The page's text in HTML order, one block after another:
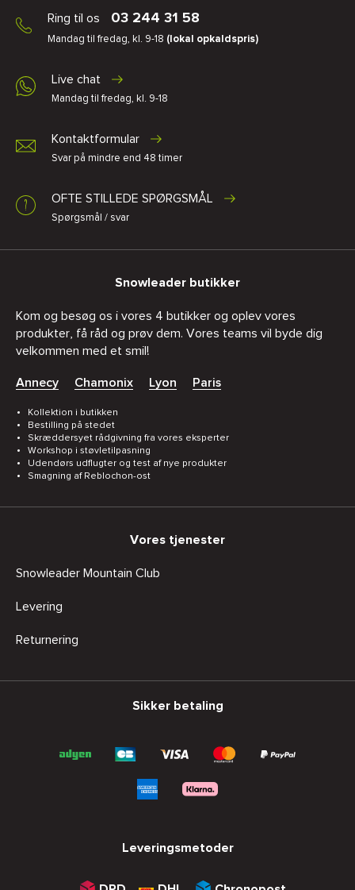
Ring til os 03 244 31 58
Mandag til fredag, kl. 9-18 (lokal opkaldspris)
Live chat
Mandag til fredag, kl. 9-18
Kontaktformular
Svar på mindre end 48 timer
OFTE STILLEDE SPØRGSMÅL
Spørgsmål / svar
Snowleader butikker
Kom og besøg os i vores 4 butikker og oplev vores
produkter, få råd og prøv dem. Vores teams vil byde dig
velkommen med et smil!
Annecy Chamonix Lyon Paris
Kollektion i butikken
Bestilling på stedet
Skræddersyet rådgivning fra vores eksperter
Workshop i støvletilpasning
Udendørs udflugter og test af nye produkter
Smagning af Reblochon-ost
Vores tjenester
Snowleader Mountain Club
Levering
Returnering
Sikker betaling
Leveringsmetoder